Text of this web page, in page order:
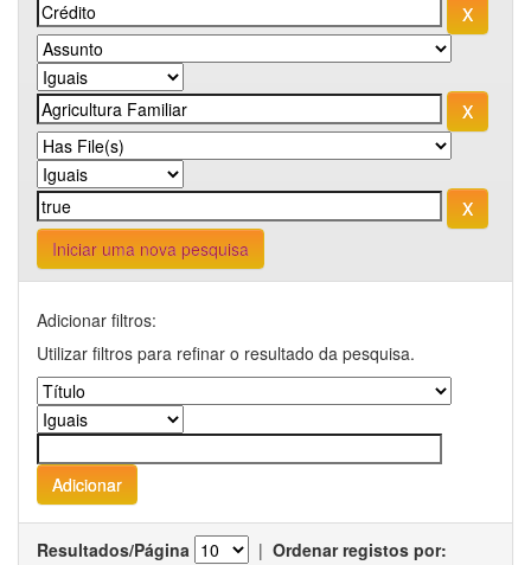
Iniciar uma nova pesquisa
Adicionar filtros:
Utilizar filtros para refinar o resultado da pesquisa.
Resultados/Página | Ordenar registos por: